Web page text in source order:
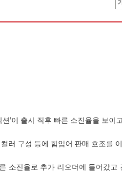
’이 출시 직후 빠른 소진율을 보이
러 구성 등에 힘입어 판매 호조를
소진율로 추가 리오더에 들어갔고